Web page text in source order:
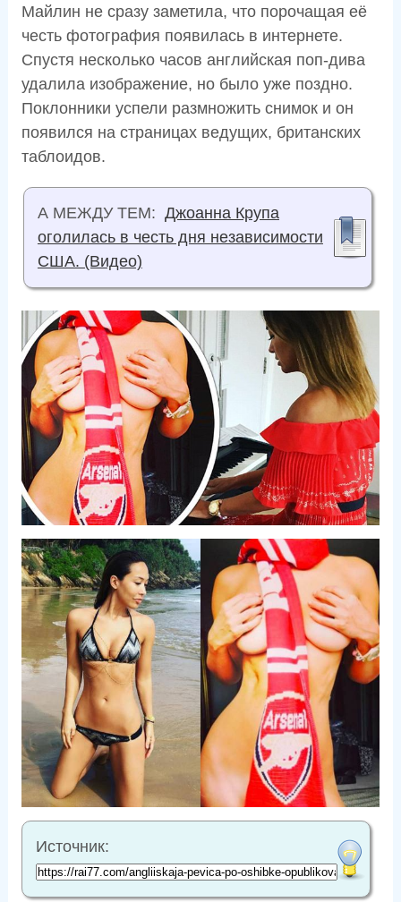
Майлин не сразу заметила, что порочащая её
честь фотография появилась в интернете.
Спустя несколько часов английская поп-дива
удалила изображение, но было уже поздно.
Поклонники успели размножить снимок и он
появился на страницах ведущих, британских
таблоидов.
А МЕЖДУ ТЕМ: Джоанна Крупа
оголилась в честь дня независимости
США. (Видео)
Источник: